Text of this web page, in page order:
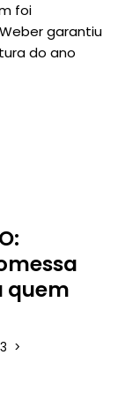
foi
garantiu
do ano
quem